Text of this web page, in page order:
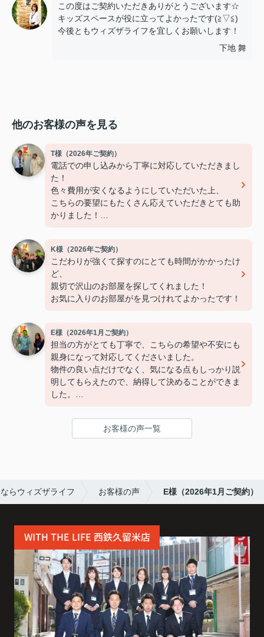
この度はご契約いただきありがとうございます☆
キッズスペースが役に立ってよかったです(≧▽≦)
今後ともウィズザライフを宜しくお願いします！
下地 舞
他のお客様の声を見る
T様（2026年ご契約）
電話での申し込みから丁寧に対応していただきまし
た！
色々費用が安くなるようにしていただいた上、
こちらの要望にもたくさん応えていただきとても助
かりました！
K様（2026年ご契約）
こだわりが強くて探すのにとても時間がかかったけ
ど、
親切で沢山のお部屋を探してくれました！
お気に入りのお部屋がを見つけれてよかったです！
E様（2026年1月ご契約）
担当の方がとても丁寧で、こちらの希望や不安にも
親身になって対応してくださいました。
物件の良い点だけでなく、気になる点もしっかり説
明してもらえたので、納得して決めることができま
した。
られました。
また引っ越しの機会があれば、ぜひお願いしたいで
お客様の声一覧
らウィズザライフ お客様の声 E様（2026年1月ご契約）
WITH THE LIFE 西鉄久留米店